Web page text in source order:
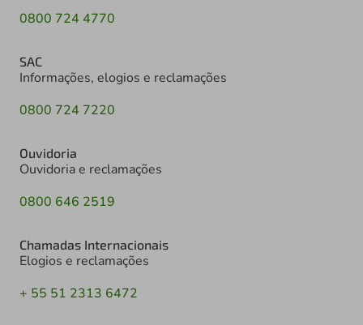
0800 724 4770
SAC
Informações, elogios e reclamações
0800 724 7220
Ouvidoria
Ouvidoria e reclamações
0800 646 2519
Chamadas Internacionais
Elogios e reclamações
+ 55 51 2313 6472